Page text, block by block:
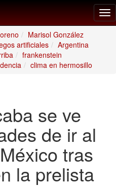
Marisol González
artificiales
Argentina
frankenstein
clima en hermosillo
se ve
de ir al
tras
la prelista